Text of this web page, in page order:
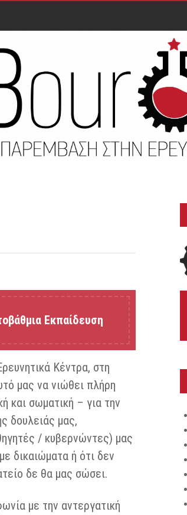
Εκπαίδευση
Κέντρα, στη
μας να νιώθει πλήρη
και σωματική – για την
δουλειάς μας,
/ κυβερνώντες) μας
δικαιώματα ή ότι δεν
δε θα μας σώσει.
με την αντεργατική